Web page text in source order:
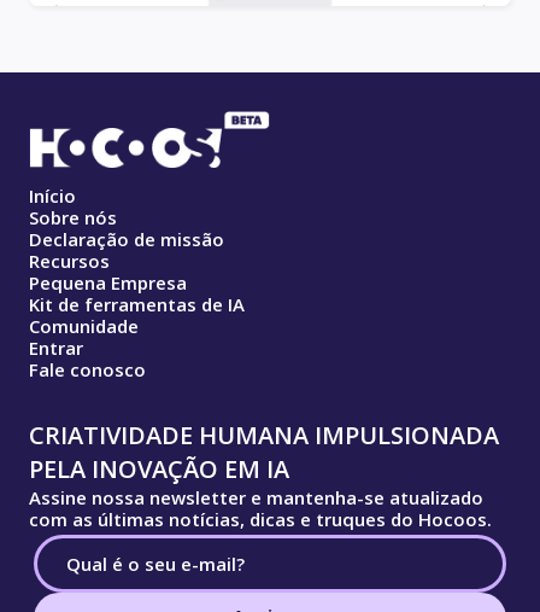
Início
Sobre nós
Declaração de missão
Recursos
Pequena Empresa
Kit de ferramentas de IA
Comunidade
Entrar
Fale conosco
CRIATIVIDADE HUMANA IMPULSIONADA
PELA INOVAÇÃO EM IA
Assine nossa newsletter e mantenha-se atualizado
com as últimas notícias, dicas e truques do Hocoos.